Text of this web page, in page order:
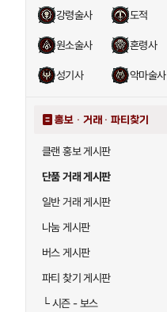
강령술사 도적
원소술사 혼령사
성기사 악마술사
홍보 · 거래 · 파티찾기
클랜 홍보 게시판
단품 거래 게시판
일반 거래 게시판
나눔 게시판
버스 게시판
파티 찾기 게시판
└시즌 - 보스